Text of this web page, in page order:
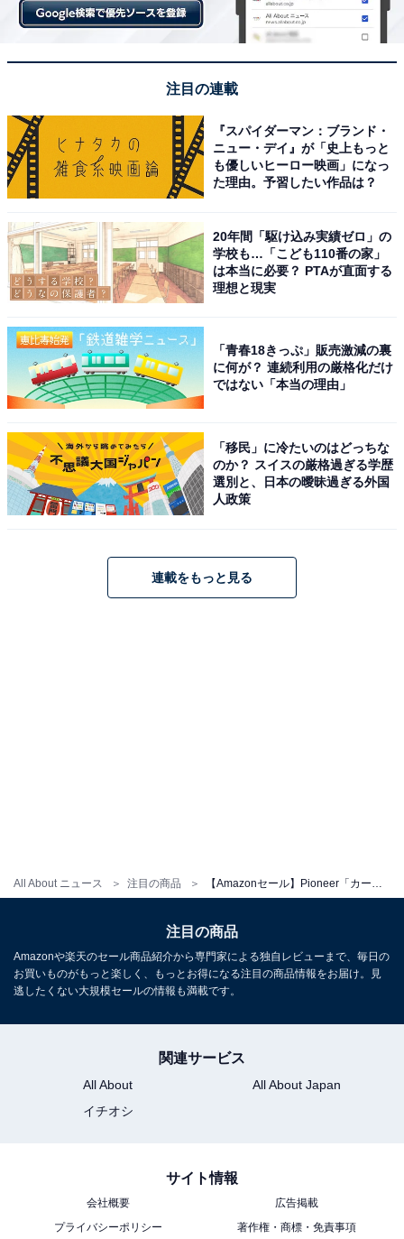
All About ニュース 注目の商品
Pioneer カーナビ AVIC-CQ912-2 9インチ サイバーナビ
無料地図更新 フルセグ DVD CD Bluetooth SD USB ハイ
レゾ HD画質 カロッツェリア
Pioneer「FH-8500DVS」
2DIN AppleCarPlay AndroidAuto対応 CD DVD USB
Bluetooth iPod iPhone AUX DSP カロッツェリア
Amazonで見る
Pioneer「AVIC-RZ522」
Pioneer カーナビ AVIC-RL522 楽ナビ 8インチ HD IPS 無
Amazonで見る
Pioneer「AVIC-RW522」
Pioneer カーナビ AVIC-RW522 楽ナビ 7インチ 200mmワ
注目の連載
『スパイダーマン：ブランド・
ニュー・デイ』が「史上もっと
も優しいヒーロー映画」になっ
た理由。予習したい作品は？
20年間「駆け込み実績ゼロ」の
学校も…「こども110番の家」
は本当に必要？ PTAが直面する
理想と現実
「青春18きっぷ」販売激減の裏
に何が？ 連続利用の厳格化だけ
ではない「本当の理由」
「移民」に冷たいのはどっちな
のか？ スイスの厳格過ぎる学歴
選別と、日本の曖昧過ぎる外国
人政策
連載をもっと見る
注目の商品
Amazonや楽天のセール商品紹介から専門家による独自レビューまで、毎日の
お買いものがもっと楽しく、もっとお得になる注目の商品情報をお届け。見
逃したくない大規模セールの情報も満載です。
関連サービス
All About
All About Japan
イチオシ
サイト情報
会社概要
広告掲載
プライバシーポリシー
著作権・商標・免責事項